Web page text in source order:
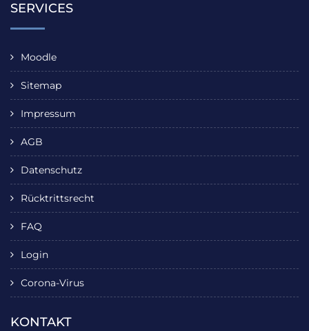
SERVICES
Moodle
Sitemap
Impressum
AGB
Datenschutz
Rücktrittsrecht
FAQ
Login
Corona-Virus
KONTAKT